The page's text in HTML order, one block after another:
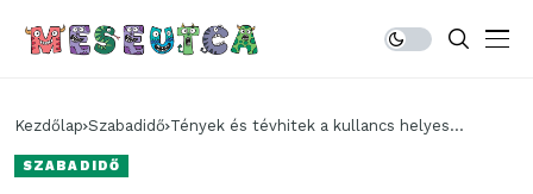
Kezdőlap Szabadidő Tények és tévhitek a kullancs helyes
SZABADIDŐ